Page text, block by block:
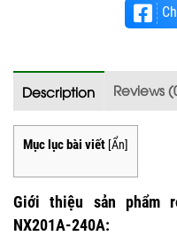
Description Reviews
Mục lục bài viết [Ẩn]
Giới thiệu sản phẩm
NX201A-240A: